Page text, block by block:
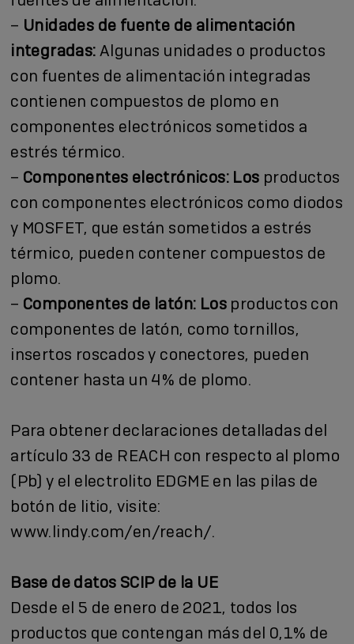
– Unidades de fuente de alimentación
integradas:Algunas unidades o productos
con fuentes de alimentación integradas
contienen compuestos de plomo en
componentes electrónicos sometidos a
estrés térmico.
– Componentes electrónicos: Los productos
con componentes electrónicos como diodos
y MOSFET, que están sometidos a estrés
térmico, pueden contener compuestos de
plomo.
– Componentes de latón: Los productos con
componentes de latón, como tornillos,
insertos roscados y conectores, pueden
contener hasta un 4% de plomo.
Para obtener declaraciones detalladas del
artículo 33 de REACH con respecto al plomo
(Pb) y el electrolito EDGME en las pilas de
botón de litio, visite:
www.lindy.com/en/reach/.
Base de datos SCIP de la UE
Desde el 5 de enero de 2021, todos los
productos que contengan más del 0,1% de